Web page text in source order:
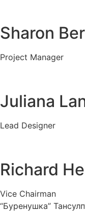
Sharon
Project Manager
Juliana
Lead Designer
Richard
Vice Chairman
“Буренушка”